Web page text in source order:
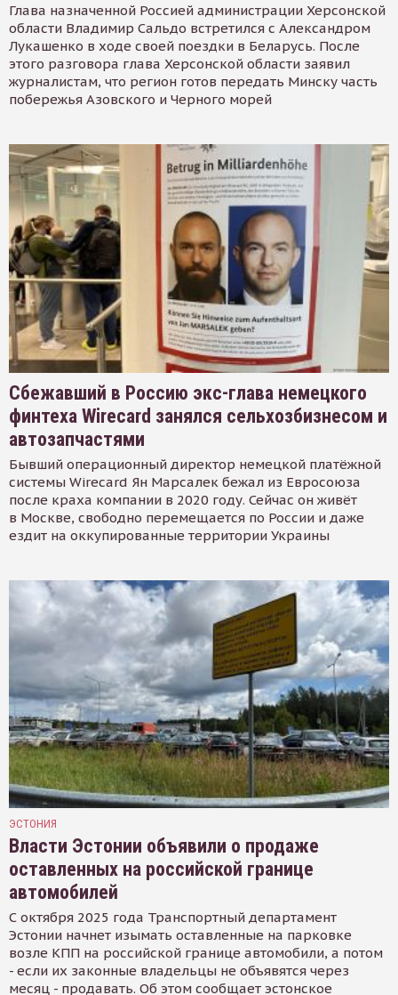
Глава назначенной Россией администрации Херсонской
области Владимир Сальдо встретился с Александром
Лукашенко в ходе своей поездки в Беларусь. После
этого разговора глава Херсонской области заявил
журналистам, что регион готов передать Минску часть
побережья Азовского и Черного морей
Сбежавший в Россию экс-глава немецкого
финтеха Wirecard занялся сельхозбизнесом и
автозапчастями
Бывший операционный директор немецкой платёжной
системы Wirecard Ян Марсалек бежал из Евросоюза
после краха компании в 2020 году. Сейчас он живёт
в Москве, свободно перемещается по России и даже
ездит на оккупированные территории Украины
ЭСТОНИЯ
Власти Эстонии объявили о продаже
оставленных на российской границе
автомобилей
С октября 2025 года Транспортный департамент
Эстонии начнет изымать оставленные на парковке
возле КПП на российской границе автомобили, а потом
- если их законные владельцы не объявятся через
месяц - продавать. Об этом сообщает эстонское